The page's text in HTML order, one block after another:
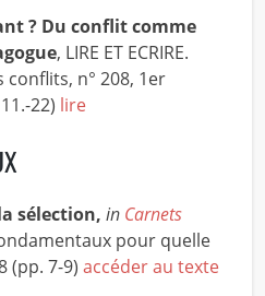
? Du conflit comme
, LIRE ET ECRIRE.
conflits, n° 208, 1er
22) lire
sélection, in Carnets
pour quelle
(pp. 7-9) accéder au texte